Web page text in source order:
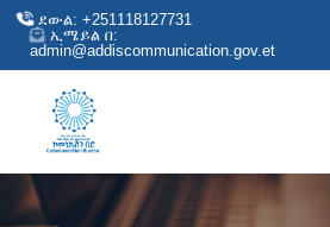
ደውል: +251118127731
ኢሜይል በ:
admin@addiscommunication.gov.et